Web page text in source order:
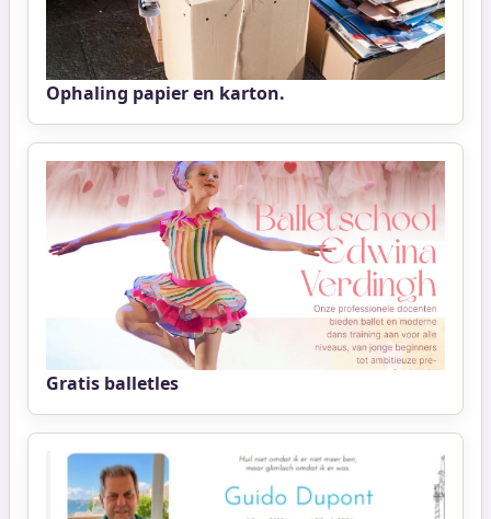
Ophaling papier en karton.
Gratis balletles